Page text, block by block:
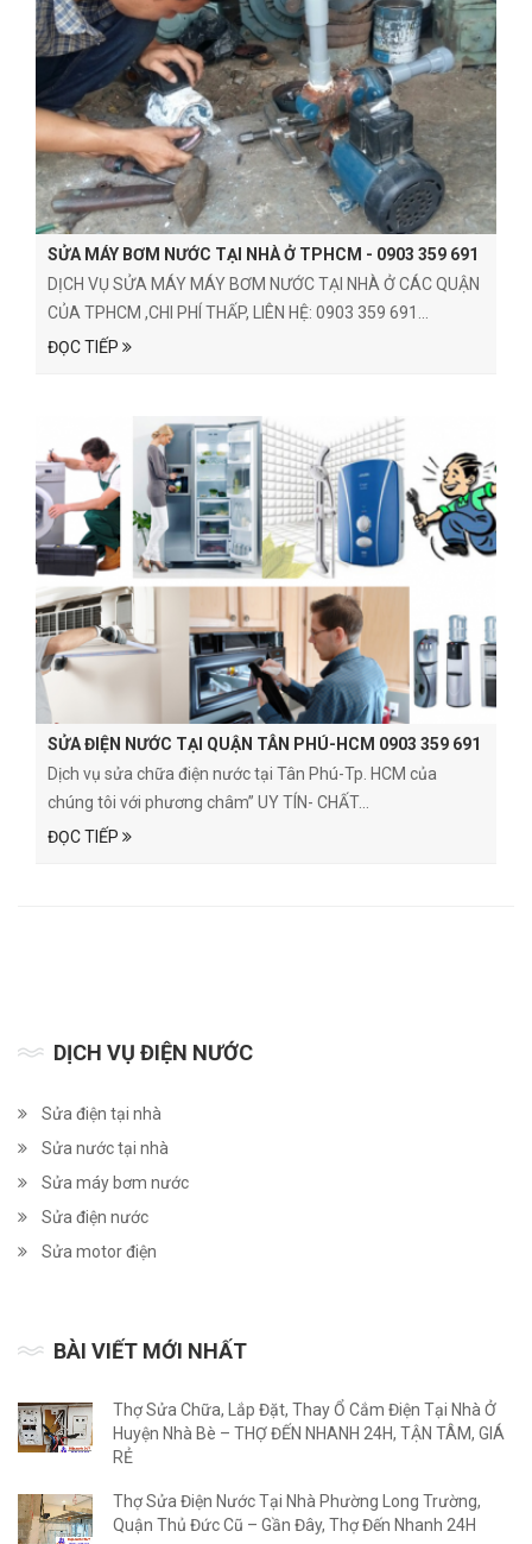
SỬA MÁY BƠM NƯỚC TẠI NHÀ Ở TPHCM - 0903 359 691
DỊCH VỤ SỬA MÁY MÁY BƠM NƯỚC TẠI NHÀ Ở CÁC QUẬN
CỦA TPHCM ,CHI PHÍ THẤP, LIÊN HỆ: 0903 359 691...
ĐỌC TIẾP
SỬA ĐIỆN NƯỚC TẠI QUẬN TÂN PHÚ-HCM 0903 359 691
Dịch vụ sửa chữa điện nước tại Tân Phú-Tp. HCM của
chúng tôi với phương châm” UY TÍN- CHẤT...
ĐỌC TIẾP
DỊCH VỤ ĐIỆN NƯỚC
Sửa điện tại nhà
Sửa nước tại nhà
Sửa máy bơm nước
Sửa điện nước
Sửa motor điện
BÀI VIẾT MỚI NHẤT
Thợ Sửa Chữa, Lắp Đặt, Thay Ổ Cắm Điện Tại Nhà Ở
Huyện Nhà Bè – THỢ ĐẾN NHANH 24H, TẬN TÂM, GIÁ
RẺ
Thợ Sửa Điện Nước Tại Nhà Phường Long Trường,
Quận Thủ Đức Cũ – Gần Đây, Thợ Đến Nhanh 24H